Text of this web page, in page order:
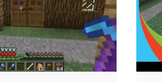
D7OOMY999